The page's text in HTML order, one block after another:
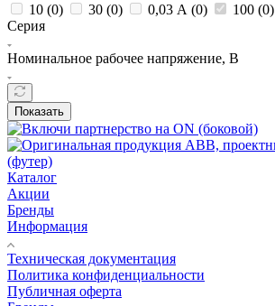
10 (0) 30 (0) 0,03 А (0) 100 (0)
Серия
Номинальное рабочее напряжение, В
Показать
Каталог
Акции
Бренды
Информация
Техническая документация
Политика конфиденциальности
Публичная оферта